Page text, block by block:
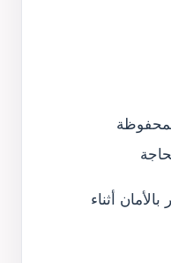
أثناء